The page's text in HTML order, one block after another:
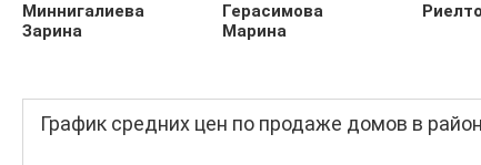
Миннигалиева
Зарина
Герасимова
Марина
График средних цен по продаже домов в